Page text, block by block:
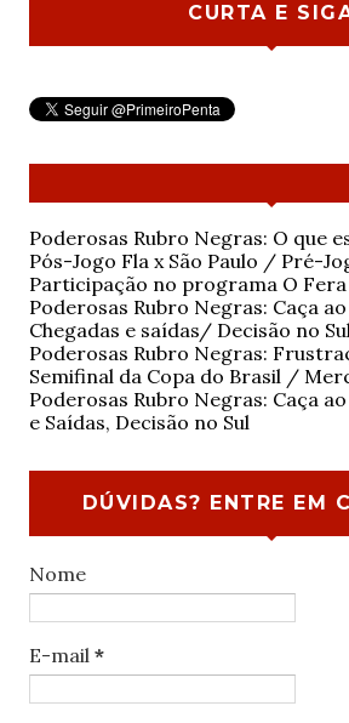
CURTA E
Poderosas Rubro Negras: O que
Pós-Jogo Fla x São Paulo / Pré-
Participação no programa O Fera
Poderosas Rubro Negras: Caça
Chegadas e saídas/ Decisão no
Poderosas Rubro Negras:
Semifinal da Copa do Brasil /
Poderosas Rubro Negras: Caça
e Saídas, Decisão no Sul
DÚVIDAS? ENTRE EM
Nome
E-mail *